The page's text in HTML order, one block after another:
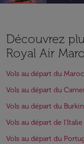
Découvrez
Royal Air
Vols au départ du Maroc
Vols au départ du
Vols au départ du
Vols au départ de l'Italie
Vols au départ du